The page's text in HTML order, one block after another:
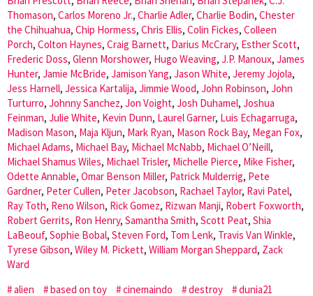
Thomason, Carlos Moreno Jr., Charlie Adler, Charlie Bodin, Chester
the Chihuahua, Chip Hormess, Chris Ellis, Colin Fickes, Colleen
Porch, Colton Haynes, Craig Barnett, Darius McCrary, Esther Scott,
Frederic Doss, Glenn Morshower, Hugo Weaving, J.P. Manoux, James
Hunter, Jamie McBride, Jamison Yang, Jason White, Jeremy Jojola,
Jess Harnell, Jessica Kartalija, Jimmie Wood, John Robinson, John
Turturro, Johnny Sanchez, Jon Voight, Josh Duhamel, Joshua
Feinman, Julie White, Kevin Dunn, Laurel Garner, Luis Echagarruga,
Madison Mason, Maja Kljun, Mark Ryan, Mason Rock Bay, Megan Fox,
Michael Adams, Michael Bay, Michael McNabb, Michael O’Neill,
Michael Shamus Wiles, Michael Trisler, Michelle Pierce, Mike Fisher,
Odette Annable, Omar Benson Miller, Patrick Mulderrig, Pete
Gardner, Peter Cullen, Peter Jacobson, Rachael Taylor, Ravi Patel,
Ray Toth, Reno Wilson, Rick Gomez, Rizwan Manji, Robert Foxworth,
Robert Gerrits, Ron Henry, Samantha Smith, Scott Peat, Shia
LaBeouf, Sophie Bobal, Steven Ford, Tom Lenk, Travis Van Winkle,
Tyrese Gibson, Wiley M. Pickett, William Morgan Sheppard, Zack
Ward
alien
based on toy cinemaindo destroy dunia21